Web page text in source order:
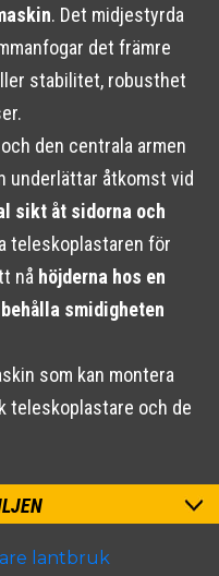
. Det midjestyrda
det främre
stabilitet, robusthet
den centrala armen
underlättar åtkomst vid
sikt åt sidorna och
teleskoplastaren för
nå höjderna hos en
smidigheten
som kan montera
teleskoplastare och de